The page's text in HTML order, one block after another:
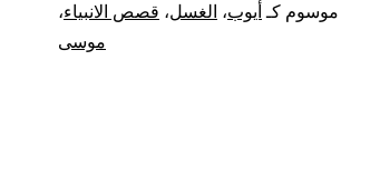
موسوم كـ أيوب، الغسل، قصص الانبياء،
موسى